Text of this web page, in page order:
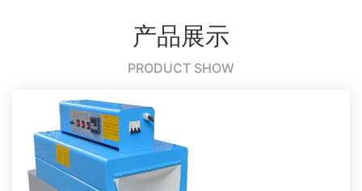
产品展示
PRODUCT SHOW